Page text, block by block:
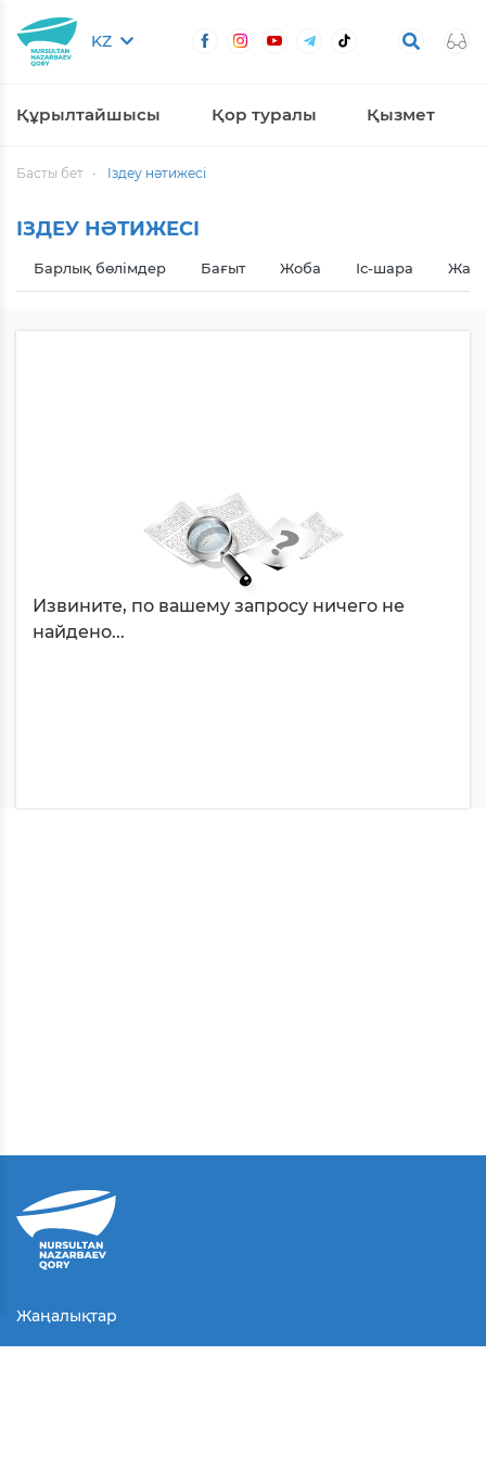
KZ
Құрылтайшысы Қор туралы Қызмет
Басты бет Іздеу нәтижесі
ІЗДЕУ НӘТИЖЕСІ
Барлық бөлімдер Бағыт Жоба Іс-шара
Извините, по вашему запросу ничего не
найдено...
Жаңалықтар